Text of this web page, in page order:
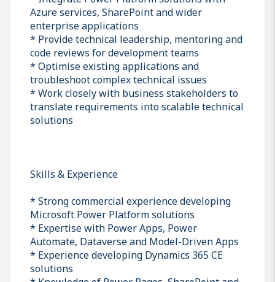
Azure services, SharePoint and wider
enterprise applications
* Provide technical leadership, mentoring and
code reviews for development teams
* Optimise existing applications and
troubleshoot complex technical issues
* Work closely with business stakeholders to
translate requirements into scalable technical
solutions
Skills & Experience
* Strong commercial experience developing
Microsoft Power Platform solutions
* Expertise with Power Apps, Power
Automate, Dataverse and Model-Driven Apps
* Experience developing Dynamics 365 CE
solutions